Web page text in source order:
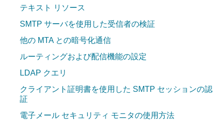
テキスト リソース
SMTP サーバを使用した受信者の検証
他の MTA との暗号化通信
ルーティングおよび配信機能の設定
LDAP クエリ
クライアント証明書を使用した SMTP セッションの認
証
電子メール セキュリティ モニタの使用方法